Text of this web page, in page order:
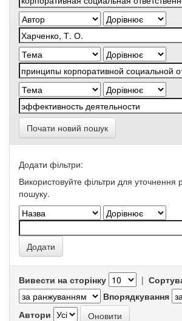
Почати новий пошук
Додати фільтри:
Використовуйте фільтри для уточнення
пошуку.
Вивести на сторінку |
Впорядкування
Автори